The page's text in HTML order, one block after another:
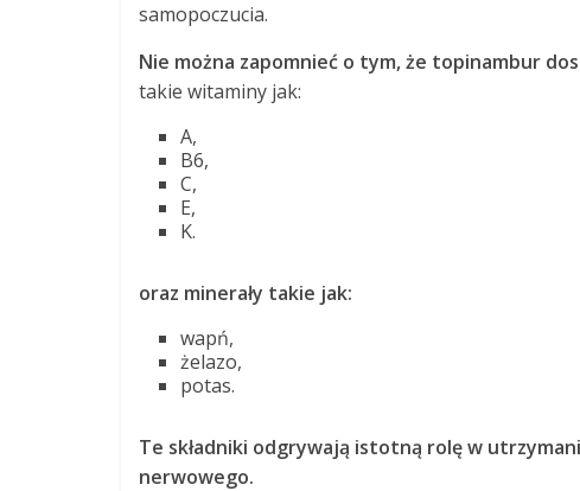
samopoczucia.
Nie można zapomnieć o tym, że topinambur
takie witaminy jak:
A,
B6,
C,
E,
K.
oraz minerały takie jak:
wapń,
żelazo,
potas.
Te składniki odgrywają istotną rolę w
nerwowego.